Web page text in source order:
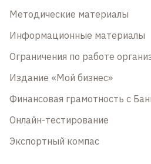
Методические материалы
Информационные материалы
Ограничения по работе
Издание «Мой бизнес»
Финансовая грамотность с
Онлайн-тестирование
Экспортный компас